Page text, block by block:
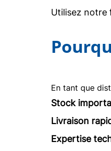
Utilisez notre
En tant que
Stock
Livraison
Expertise